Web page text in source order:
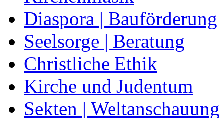
Diaspora | Bauförderung
Seelsorge | Beratung
Christliche Ethik
Kirche und Judentum
Sekten | Weltanschauung